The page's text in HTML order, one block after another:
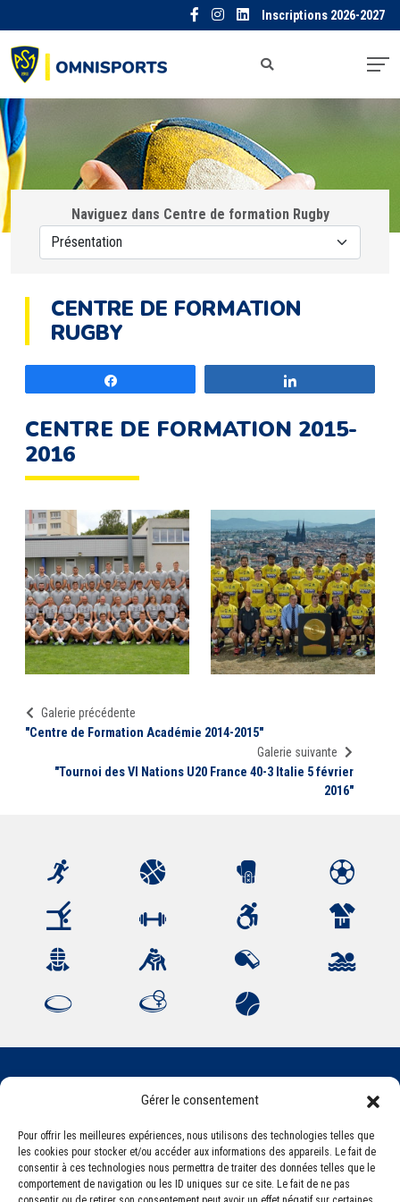
Gérer le consentement
Pour offrir les meilleures expériences, nous utilisons des technologies telles que
les cookies pour stocker et/ou accéder aux informations des appareils. Le fait de
consentir à ces technologies nous permettra de traiter des données telles que le
comportement de navigation ou les ID uniques sur ce site. Le fait de ne pas
Inscriptions 2026-2027
Naviguez dans Centre de formation Rugby
CENTRE DE FORMATION
RUGBY
CENTRE DE FORMATION 2015-
2016
Galerie précédente
"Centre de Formation Académie 2014-2015"
Galerie suivante
"Tournoi des VI Nations U20 France 40-3 Italie 5 février
2016"
84, boulevard Léon Jouhaux
CS 80221 - 63021 Clermont-Ferrand Cedex 2